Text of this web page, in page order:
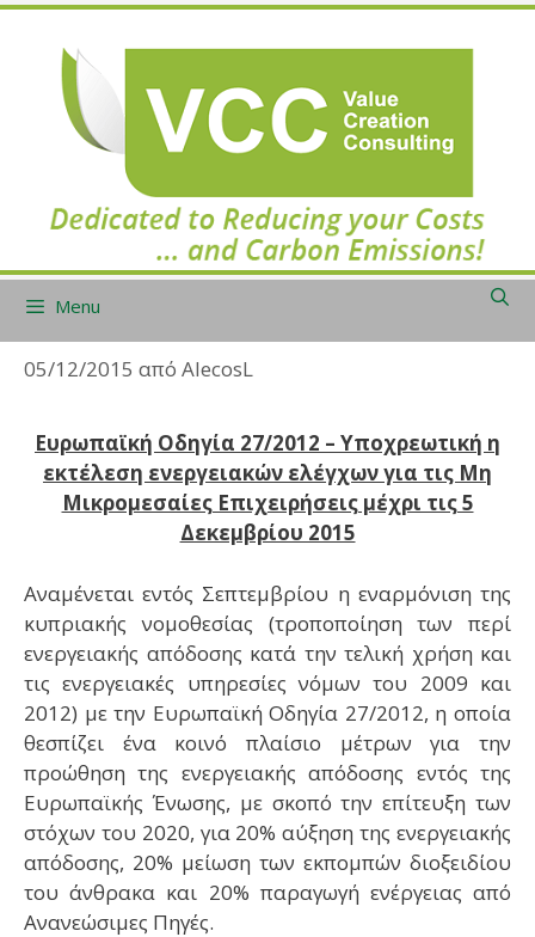
Μετάβαση
περιεχόμενο
Menu
05/12/2015 από AlecosL
Ευρωπαϊκή Οδηγία 27/2012 – Υποχρεωτική η
εκτέλεση ενεργειακών ελέγχων για τις Mη
Μικρομεσαίες Επιχειρήσεις μέχρι τις 5
Δεκεμβρίου 2015
Αναμένεται εντός Σεπτεμβρίου η εναρμόνιση της
κυπριακής νομοθεσίας (τροποποίηση των περί
ενεργειακής απόδοσης κατά την τελική χρήση και
τις ενεργειακές υπηρεσίες νόμων του 2009 και
2012) με την Ευρωπαϊκή Οδηγία 27/2012, η οποία
θεσπίζει ένα κοινό πλαίσιο μέτρων για την
προώθηση της ενεργειακής απόδοσης εντός της
Ευρωπαϊκής Ένωσης, με σκοπό την επίτευξη των
στόχων του 2020, για 20% αύξηση της ενεργειακής
απόδοσης, 20% μείωση των εκπομπών διοξειδίου
του άνθρακα και 20% παραγωγή ενέργειας από
Ανανεώσιμες Πηγές.